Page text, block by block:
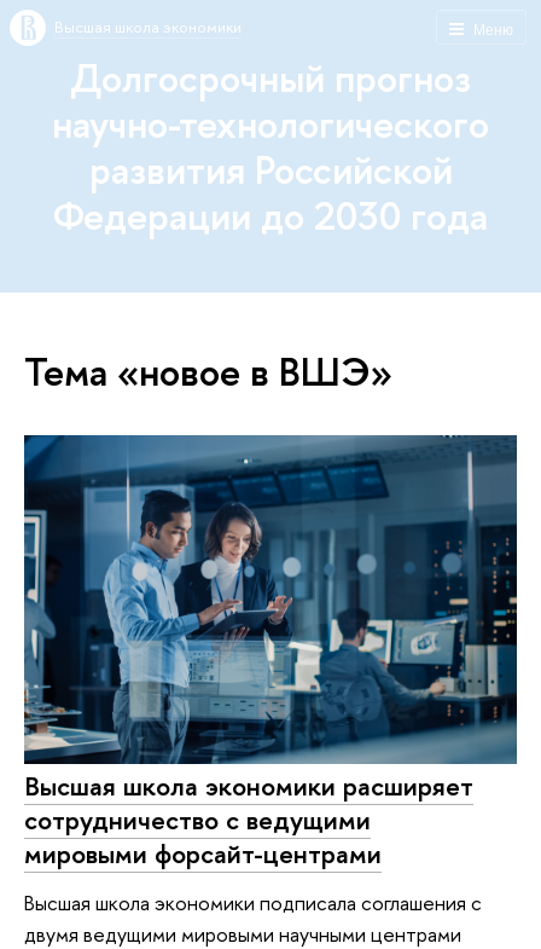
Меню
Высшая школа экономики
Долгосрочный прогноз
научно-технологического
развития Российской
Федерации до 2030 года
Тема «новое в ВШЭ»
Высшая школа экономики расширяет
сотрудничество с ведущими
мировыми форсайт-центрами
Высшая школа экономики подписала соглашения с
двумя ведущими мировыми научными центрами